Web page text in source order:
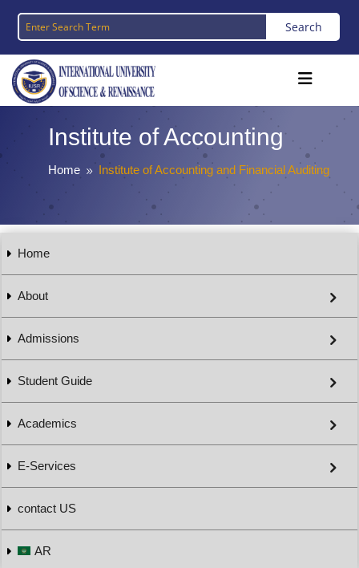
Institute of Accounting
Home 9 Institute of Accounting and Financial Auditing
Home
About
Admissions
Student Guide
Academics
E-Services
contact US
AR